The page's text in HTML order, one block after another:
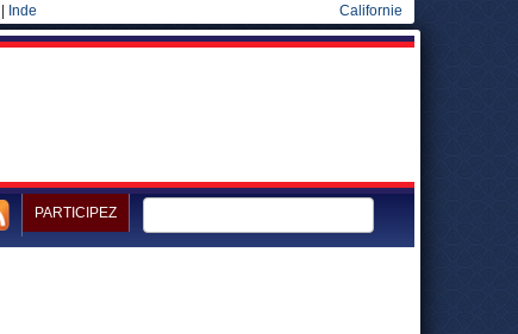
Inde Californie
PARTICIPEZ